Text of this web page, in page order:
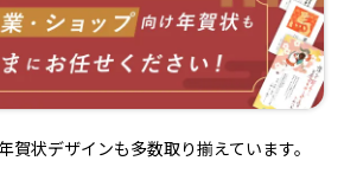
賀状デザインも多数取り揃えています。